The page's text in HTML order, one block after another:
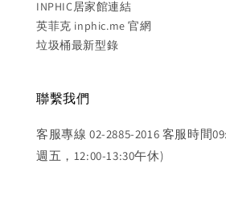
INPHIC居家館連結
英菲克 inphic.me 官網
垃圾桶最新型錄
聯繫我們
客服專線 02-2885-2016 客服時間
週五，12:00-13:30午休)